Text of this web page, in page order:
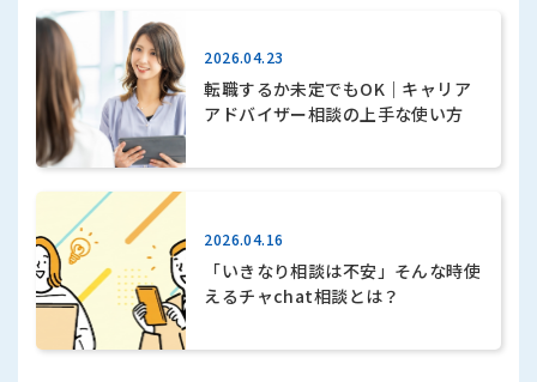
2026.04.23
転職するか未定でもOK｜キャリア
アドバイザー相談の上手な使い方
2026.04.16
「いきなり相談は不安」そんな時使
えるチャchat相談とは？